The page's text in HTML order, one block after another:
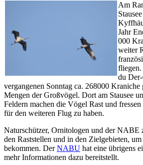
Am
Jahr
000
weiter
fliegen.
du
vergangenen Sonntag ca. 268000 Kraniche
Mengen der Großvögel. Dort am Stausee
Feldern machen die Vögel Rast und
für den weiteren Flug zu haben.
Naturschützer, Ornitologen und der NABE
den Raststellen und in den Zielgebieten,
bekommen. DerNABU hat eine übrigens
mehr Informationen dazu bereitstellt.